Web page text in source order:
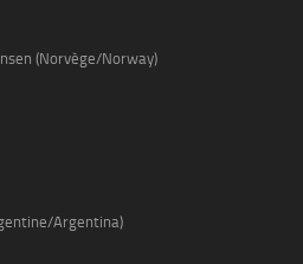
(Norvège/Norway)
Argentina)